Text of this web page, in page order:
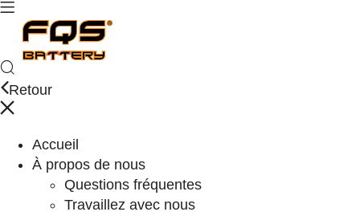
Retour
Accueil
À propos de nous
Questions fréquentes
Travaillez avec nous